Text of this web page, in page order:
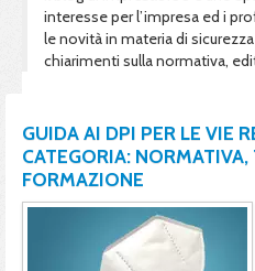
interesse per l’impresa ed i
le novità in materia di
chiarimenti sulla normativa,
GUIDA AI DPI PER LE VIE
CATEGORIA:
FORMAZIONE